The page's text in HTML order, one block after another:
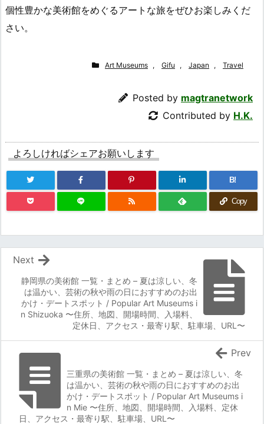
個性豊かな美術館をめぐるアートな旅をぜひお楽しみくだ
さい。
Art Museums , Gifu , Japan , Travel
Posted by magtranetwork
Contributed by H.K.
よろしければシェアお願いします
B!
Copy
静岡県の美術館 一覧・まとめ – 夏は涼しい、冬
は温かい、芸術の秋や雨の日におすすめのお出
かけ・デートスポット / Popular Art Museums i
n Shizuoka 〜住所、地図、開場時間、入場料、
定休日、アクセス・最寄り駅、駐車場、URL〜
Next
三重県の美術館 一覧・まとめ – 夏は涼しい、冬
は温かい、芸術の秋や雨の日におすすめのお出
かけ・デートスポット / Popular Art Museums i
n Mie 〜住所、地図、開場時間、入場料、定休
日、アクセス・最寄り駅、駐車場、URL〜
Prev